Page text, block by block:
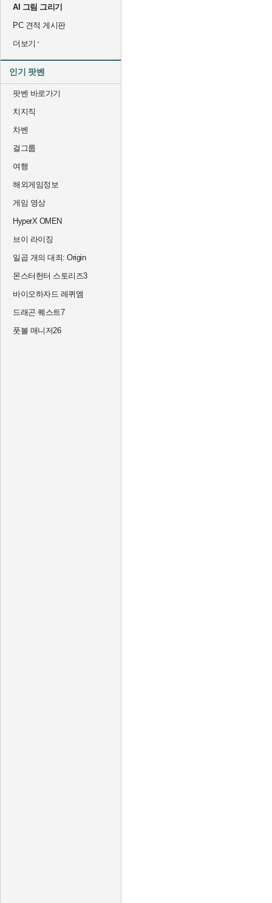
AI 그림 그리기
PC 견적 게시판
더보기
인기 팟벤
팟벤 바로가기
치지직
차벤
걸그룹
여행
해외게임정보
게임 영상
HyperX OMEN
브이 라이징
일곱 개의 대죄: Origin
몬스터헌터 스토리즈3
바이오하자드 레퀴엠
드래곤 퀘스트7
풋볼 매니저26